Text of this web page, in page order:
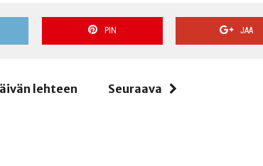
PIN JAA
lehteen Seuraava